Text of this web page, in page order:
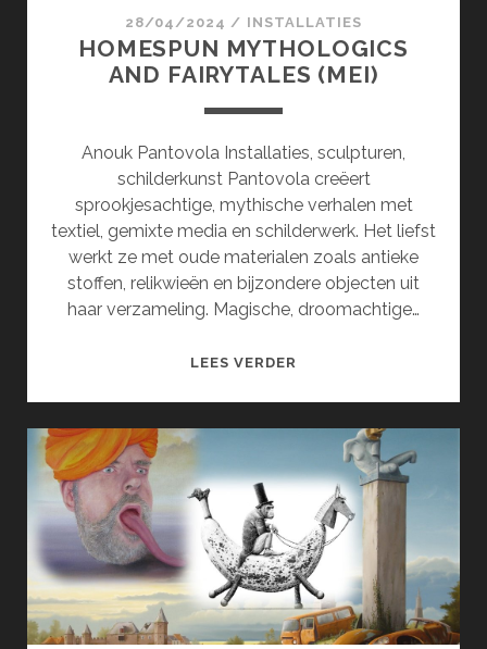
28/04/2024 / INSTALLATIES
HOMESPUN MYTHOLOGICS
AND FAIRYTALES (MEI)
Anouk Pantovola Installaties, sculpturen,
schilderkunst Pantovola creëert
sprookjesachtige, mythische verhalen met
textiel, gemixte media en schilderwerk. Het liefst
werkt ze met oude materialen zoals antieke
stoffen, relikwieën en bijzondere objecten uit
haar verzameling. Magische, droomachtige…
LEES VERDER
FAIRYTALES